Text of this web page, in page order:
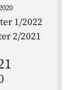
1/2022
2/2021